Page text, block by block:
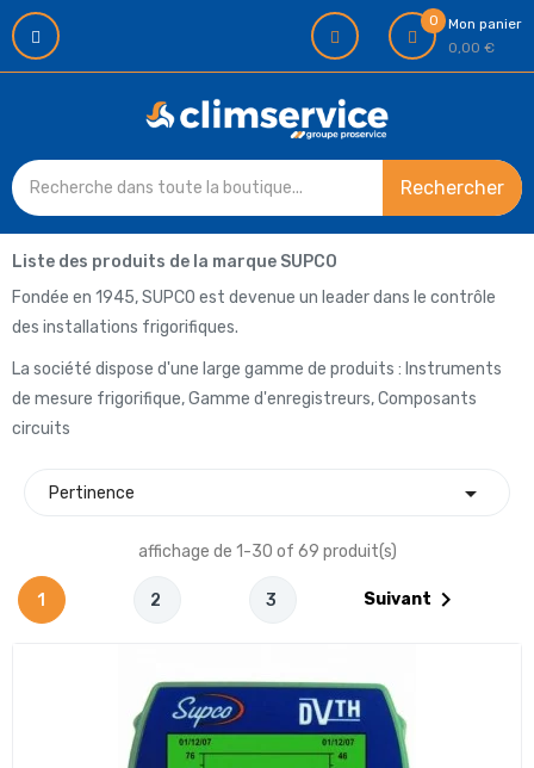
0
Mon panier
0,00 €
Rechercher
Liste des produits de la marque SUPCO
Fondée en 1945, SUPCO est devenue un leader dans le contrôle
des installations frigorifiques.
La société dispose d'une large gamme de produits : Instruments
de mesure frigorifique, Gamme d'enregistreurs, Composants
circuits
Pertinence 
affichage de 1-30 of 69 produit(s)
1 2 3 Suivant 